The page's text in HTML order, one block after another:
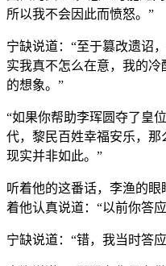
所以我不会因此而愤怒。”
宁缺说道：“至于篡改遗诏
实我真不怎么在意，我的
的想象。”
“如果你帮助李珲圆夺了皇
代，黎民百姓幸福安乐，
现实并非如此。”
听着他的这番话，李渔的
着他认真说道：“以前你答
宁缺说道：“错，我当时答